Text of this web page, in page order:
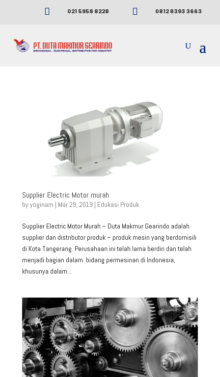
 021 5958 8228  0812 8393 3663
Supplier Electric Motor murah
byyoginam | Mar 29, 2019 | Edukasi Produk
Supplier Electric Motor Murah – Duta Makmur Gearindo adalah
supplier dan distributor produk – produk mesin yang berdomisili
di Kota Tangerang. Perusahaan ini telah lama berdiri dan telah
menjadi bagian dalam bidang permesinan di Indonesia,
khusunya dalam...